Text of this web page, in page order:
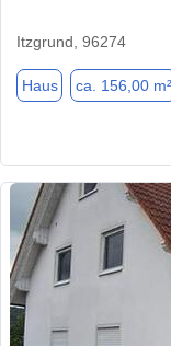
Itzgrund, 96274
Haus ca. 156,00 m²